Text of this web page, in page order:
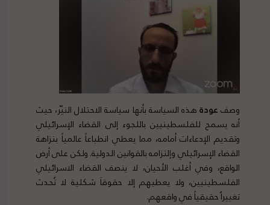
وصفعودةهذه السياسة بأنها سياسة الاحتلال النيّر، حيث
أنه يسمح للفلسطينيين باللجوء إلى القضاء الإسرائيلي
وتقديم الإدعاءات أمامه، مما يعطي انطباعاً عالمياً بنزاهة
القضاء الإسرائيلي وإلتزامه بالقوانين الدولية. ولكن على أرض
الواقع، وفي أغلب الأحيان، لا ينصف القضاء الاسرائيلي
الفلسطينيين، ولا يعطيهم إلا حقوقاَ شكلية لا تُحدث
تغييراُ حقيقياً في واقعهم.